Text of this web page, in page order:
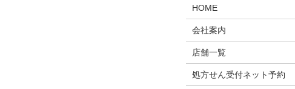
HOME
会社案内
店舗一覧
処方せん受付ネット予約